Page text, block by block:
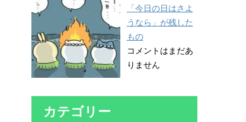
「今日の日はさよ
うなら」が残した
もの
コメントはまだあ
りません
カテゴリー